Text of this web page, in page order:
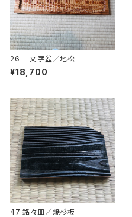
26 一文字盆／地松
¥18,700
47 銘々皿／焼杉板